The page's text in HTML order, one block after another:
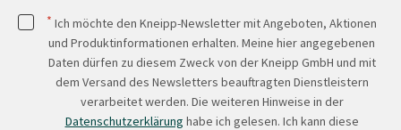
* Ich möchte den Kneipp-Newsletter mit Angeboten, Aktionen
und Produktinformationen erhalten. Meine hier angegebenen
Daten dürfen zu diesem Zweck von der Kneipp GmbH und mit
dem Versand des Newsletters beauftragten Dienstleistern
verarbeitet werden. Die weiteren Hinweise in der
Datenschutzerklärung habe ich gelesen. Ich kann diese